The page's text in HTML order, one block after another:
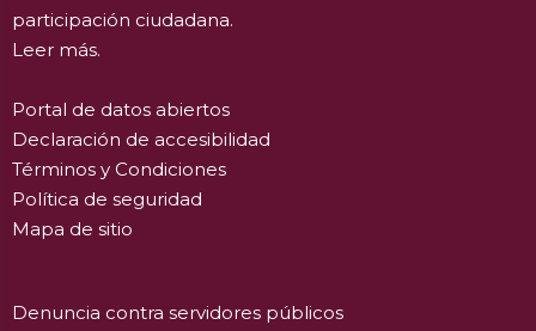
participación ciudadana.
Leer más.
Portal de datos abiertos
Declaración de accesibilidad
Términos y Condiciones
Política de seguridad
Mapa de sitio
Denuncia contra servidores públicos